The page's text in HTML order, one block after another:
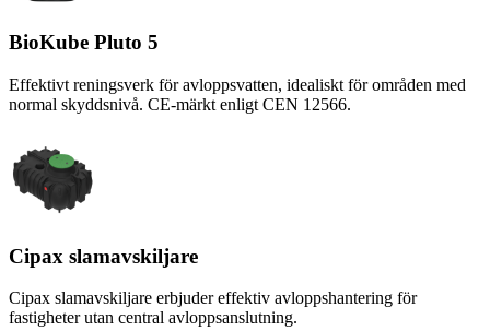
BioKube Pluto 5
Effektivt reningsverk för avloppsvatten, idealiskt för områden med
normal skyddsnivå. CE-märkt enligt CEN 12566.
Cipax slamavskiljare
Cipax slamavskiljare erbjuder effektiv avloppshantering för
fastigheter utan central avloppsanslutning.